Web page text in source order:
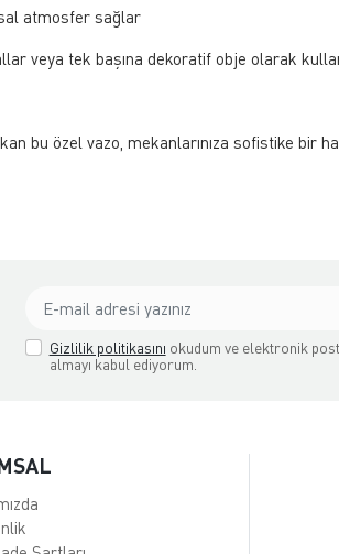
atmosfer sağlar
veya tek başına dekoratif obje olarak
bu özel vazo, mekanlarınıza sofistike bir
Gizlilik politikasını okudum ve elektronik
almayı kabul ediyorum.